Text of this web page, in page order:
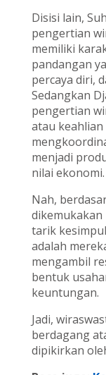
Disisi lain,
pengertian
memiliki
pandangan
percaya diri,
Sedangkan
pengertian
atau
menjadi
nilai ekonomi.
Nah,
dikemukakan
tarik
adalah
mengambil
bentuk
keuntungan.
Jadi,
berdagang
dipikirkan